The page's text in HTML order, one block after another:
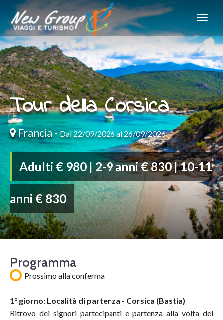
Tour della Corsica
Francia -Dal 22/09/2026 al 26/09/2026
Adulti € 980 | 2-9 anni € 830 | 10-11
anni € 830
Programma
Prossimo alla conferma
1° giorno: Località di partenza - Corsica (Bastia)
Ritrovo dei signori partecipanti e partenza alla volta del